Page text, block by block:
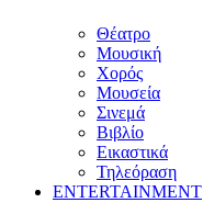
Θέατρο
Μουσική
Χορός
Μουσεία
Σινεμά
Βιβλίο
Εικαστικά
Τηλεόραση
ENTERTAINMENT